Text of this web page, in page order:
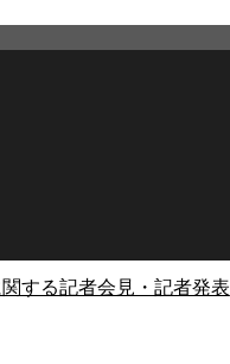
する記者会見・記者発表